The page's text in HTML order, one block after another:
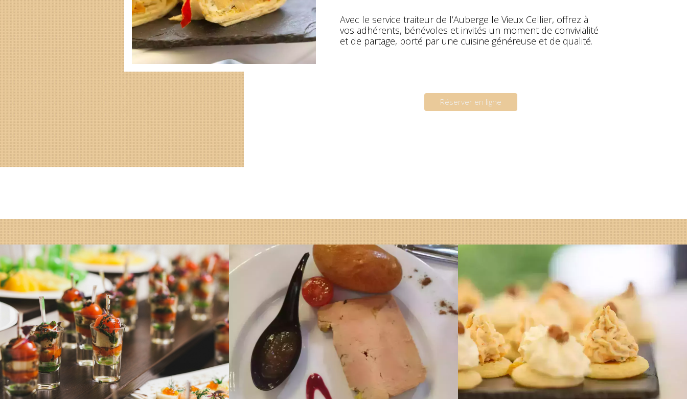
Avec le service traiteur de l’Auberge le Vieux Cellier, offrez à
vos adhérents, bénévoles et invités un moment de convivialité
et de partage, porté par une cuisine généreuse et de qualité.
Réserver en ligne